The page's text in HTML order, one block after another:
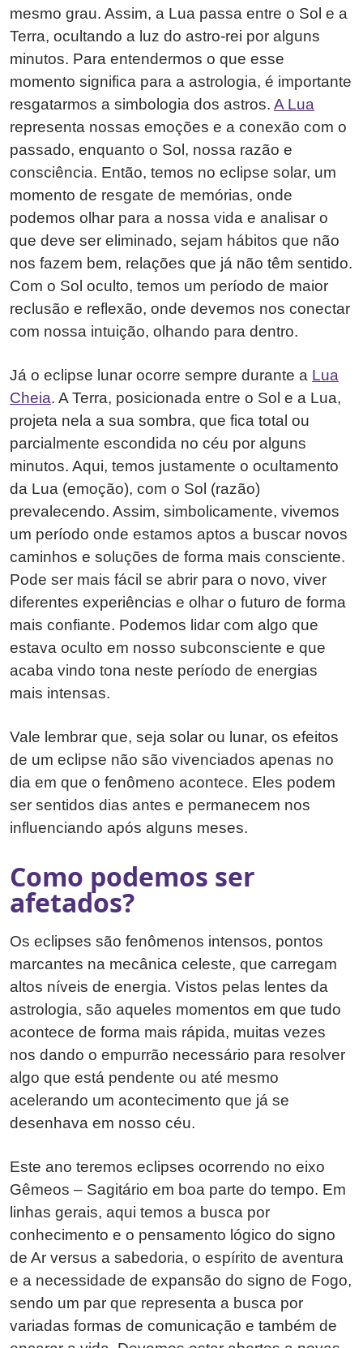
mesmo grau. Assim, a Lua passa entre o Sol e a
Terra, ocultando a luz do astro-rei por alguns
minutos. Para entendermos o que esse
momento significa para a astrologia, é importante
resgatarmos a simbologia dos astros. A Lua
representa nossas emoções e a conexão com o
passado, enquanto o Sol, nossa razão e
consciência. Então, temos no eclipse solar, um
momento de resgate de memórias, onde
podemos olhar para a nossa vida e analisar o
que deve ser eliminado, sejam hábitos que não
nos fazem bem, relações que já não têm sentido.
Com o Sol oculto, temos um período de maior
reclusão e reflexão, onde devemos nos conectar
com nossa intuição, olhando para dentro.
Já o eclipse lunar ocorre sempre durante a Lua
Cheia. A Terra, posicionada entre o Sol e a Lua,
projeta nela a sua sombra, que fica total ou
parcialmente escondida no céu por alguns
minutos. Aqui, temos justamente o ocultamento
da Lua (emoção), com o Sol (razão)
prevalecendo. Assim, simbolicamente, vivemos
um período onde estamos aptos a buscar novos
caminhos e soluções de forma mais consciente.
Pode ser mais fácil se abrir para o novo, viver
diferentes experiências e olhar o futuro de forma
mais confiante. Podemos lidar com algo que
estava oculto em nosso subconsciente e que
acaba vindo tona neste período de energias
mais intensas.
Vale lembrar que, seja solar ou lunar, os efeitos
de um eclipse não são vivenciados apenas no
dia em que o fenômeno acontece. Eles podem
ser sentidos dias antes e permanecem nos
influenciando após alguns meses.
Como podemos ser
afetados?
Os eclipses são fenômenos intensos, pontos
marcantes na mecânica celeste, que carregam
altos níveis de energia. Vistos pelas lentes da
astrologia, são aqueles momentos em que tudo
acontece de forma mais rápida, muitas vezes
nos dando o empurrão necessário para resolver
algo que está pendente ou até mesmo
acelerando um acontecimento que já se
desenhava em nosso céu.
Este ano teremos eclipses ocorrendo no eixo
Gêmeos – Sagitário em boa parte do tempo. Em
linhas gerais, aqui temos a busca por
conhecimento e o pensamento lógico do signo
de Ar versus a sabedoria, o espírito de aventura
e a necessidade de expansão do signo de Fogo,
sendo um par que representa a busca por
variadas formas de comunicação e também de